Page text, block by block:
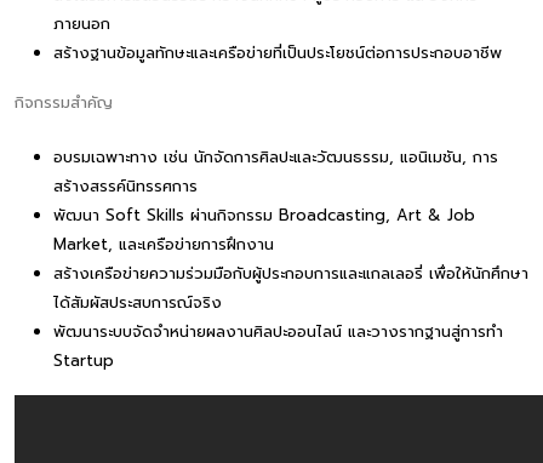
ภายนอก
สร้างฐานข้อมูลทักษะและเครือข่ายที่เป็นประโยชน์ต่อการประกอบอาชีพ
กิจกรรมสำคัญ
อบรมเฉพาะทาง เช่น นักจัดการศิลปะและวัฒนธรรม, แอนิเมชัน, การ
สร้างสรรค์นิทรรศการ
พัฒนา Soft Skills ผ่านกิจกรรม Broadcasting, Art & Job
Market, และเครือข่ายการฝึกงาน
สร้างเครือข่ายความร่วมมือกับผู้ประกอบการและแกลเลอรี่ เพื่อให้นักศึกษา
ได้สัมผัสประสบการณ์จริง
พัฒนาระบบจัดจำหน่ายผลงานศิลปะออนไลน์ และวางรากฐานสู่การทำ
Startup